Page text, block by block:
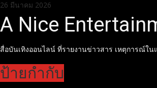
Skip
to
content
26 มีนาคม 2026
A Nice
สื่อบันเทิงออนไลน์ ที่รายงานข่าวสาร เหตุการณ์ใน
ป้ายกำกับ